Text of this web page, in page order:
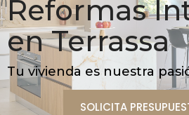
Reformas
en Terrassa
Tu vivienda es nuestra
SOLICITA